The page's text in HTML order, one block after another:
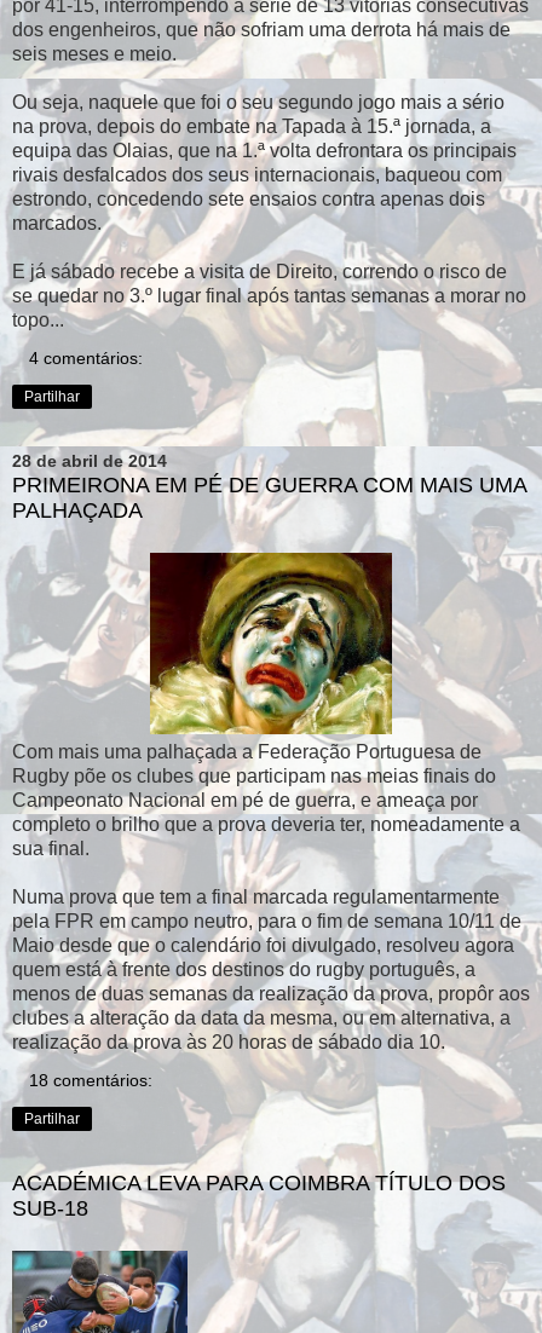
por 41-15, interrompendo a série de 13 vitórias consecutivas
dos engenheiros, que não sofriam uma derrota há mais de
seis meses e meio.
Ou seja, naquele que foi o seu segundo jogo mais a sério
na prova, depois do embate na Tapada à 15.ª jornada, a
equipa das Olaias, que na 1.ª volta defrontara os principais
rivais desfalcados dos seus internacionais, baqueou com
estrondo, concedendo sete ensaios contra apenas dois
marcados.
E já sábado recebe a visita de Direito, correndo o risco de
se quedar no 3.º lugar final após tantas semanas a morar no
topo...
4 comentários:
Partilhar
28 de abril de 2014
PRIMEIRONA EM PÉ DE GUERRA COM MAIS UMA
PALHAÇADA
Com mais uma palhaçada a Federação Portuguesa de
Rugby põe os clubes que participam nas meias finais do
Campeonato Nacional em pé de guerra, e ameaça por
completo o brilho que a prova deveria ter, nomeadamente a
sua final.
Numa prova que tem a final marcada regulamentarmente
pela FPR em campo neutro, para o fim de semana 10/11 de
Maio desde que o calendário foi divulgado, resolveu agora
quem está à frente dos destinos do rugby português, a
menos de duas semanas da realização da prova, propôr aos
clubes a alteração da data da mesma, ou em alternativa, a
realização da prova às 20 horas de sábado dia 10.
18 comentários:
Partilhar
ACADÉMICA LEVA PARA COIMBRA TÍTULO DOS
SUB-18